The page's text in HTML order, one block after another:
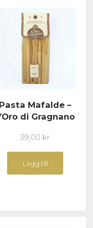
Pasta Mafalde –
di Gragnano
39,00 kr
Lägg till